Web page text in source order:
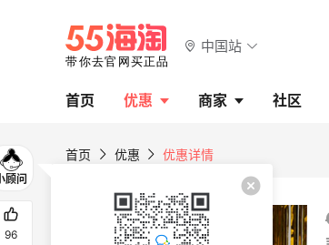
中国站
首页 优惠 商家 社区
首页 优惠 优惠详情
96